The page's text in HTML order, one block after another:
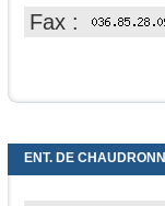
Fax :
ENT. DE